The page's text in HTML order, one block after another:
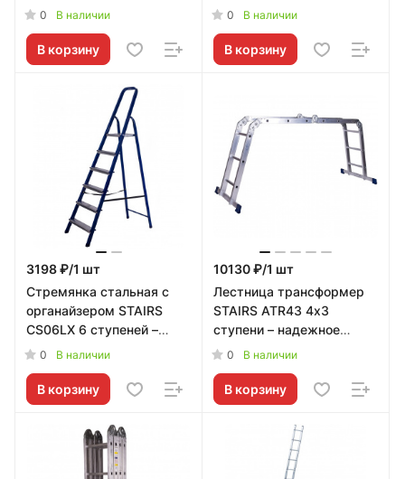
надежное решение от
0 В наличии
В корзину
надежное решение от
0 В наличии
В корзину
3198 ₽/1 шт
Стремянка стальная с
органайзером STAIRS
CS06LX 6 ступеней –
надежное решение от
0 В наличии
В корзину
10130 ₽/1 шт
Лестница трансформер
STAIRS ATR43 4х3
ступени – надежное
решение от STAIRS
0 В наличии
В корзину